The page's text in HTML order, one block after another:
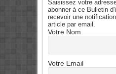
Saisissez votre
abonner à ce Bulletin
recevoir une
article par email.
Votre Nom
Votre Email